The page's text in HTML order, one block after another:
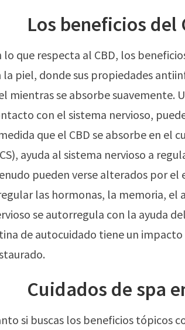
Los beneficios del
lo que respecta al CBD, los
la piel, donde sus propiedades
mientras se absorbe suavemente.
con el sistema nervioso,
que el CBD se absorbe en el
ayuda al sistema nervioso a
pueden verse alterados por el
las hormonas, la memoria,
se autorregula con la ayuda
de autocuidado tiene un
Cuidados de spa
si buscas los beneficios tópicos